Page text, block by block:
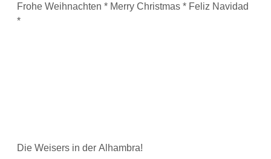
Frohe Weihnachten * Merry Christmas * Feliz Navidad
*
Die Weisers in der Alhambra!